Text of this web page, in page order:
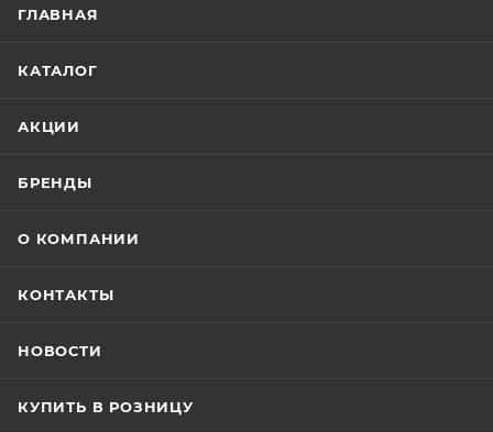
ГЛАВНАЯ
КАТАЛОГ
АКЦИИ
БРЕНДЫ
О КОМПАНИИ
КОНТАКТЫ
НОВОСТИ
КУПИТЬ В РОЗНИЦУ